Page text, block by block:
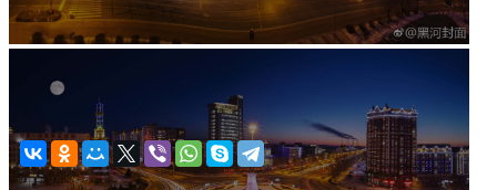
Увеличить изображение